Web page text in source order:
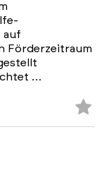
auf
Förderzeitraum
…